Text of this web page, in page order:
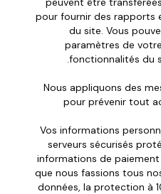
pour fournir des rapports
du site. Vous
paramètres de
fonctionnalités du
Nous appliquons des
pour prévenir tout
Vos informations
serveurs sécurisés
informations de paiement
que nous fassions tous
données, la protection à